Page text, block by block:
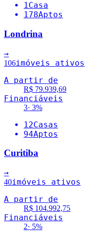
1Casa
178Aptos
Londrina
→
106imóveis ativos
A partir de
R$ 79.939,69
Financiáveis
3· 3%
12Casas
94Aptos
Curitiba
→
40imóveis ativos
A partir de
R$ 104.992,75
Financiáveis
2· 5%